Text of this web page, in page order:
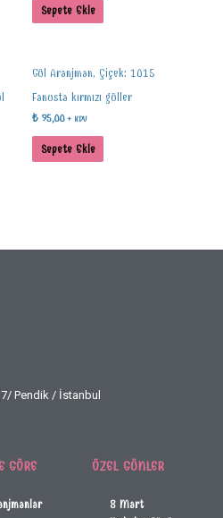
Sepete Ekle
Gül Aranjman, Çiçek: 1015
Fanusta kırmızı güller
₺ 95,00 + KDV
Sepete Ekle
Pendik / İstanbul
GÖRE ÖZEL GÜNLER
8 Mart